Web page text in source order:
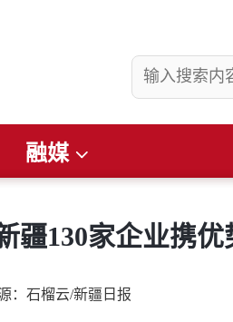
融媒
疆130家企业携优
：石榴云/新疆日报